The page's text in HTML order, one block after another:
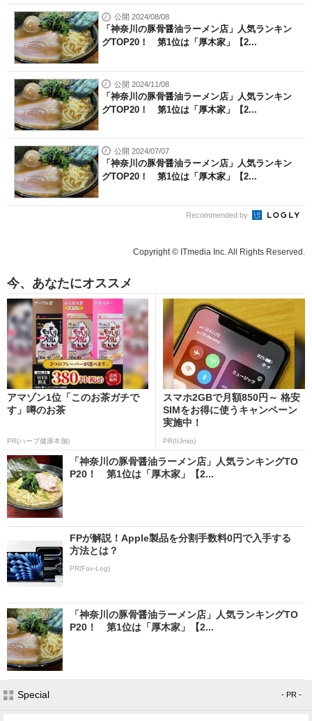
公開 2024/08/08
「神奈川の豚骨醤油ラーメン店」人気ランキン
グTOP20！ 第1位は「厚木家」【2...
公開 2024/11/08
「神奈川の豚骨醤油ラーメン店」人気ランキン
グTOP20！ 第1位は「厚木家」【2...
公開 2024/07/07
「神奈川の豚骨醤油ラーメン店」人気ランキン
グTOP20！ 第1位は「厚木家」【2...
Recommended by
Copyright © ITmedia Inc. All Rights Reserved.
今、あなたにオススメ
アマゾン1位「このお茶ガチで
す」噂のお茶
PR(ハーブ健康本舗)
スマホ2GBで月額850円～ 格安
SIMをお得に使うキャンペーン
実施中！
PR(IIJmio)
「神奈川の豚骨醤油ラーメン店」人気ランキングTO
P20！ 第1位は「厚木家」【2...
FPが解説！Apple製品を分割手数料0円で入手する
方法とは？
PR(Fav-Log)
「神奈川の豚骨醤油ラーメン店」人気ランキングTO
P20！ 第1位は「厚木家」【2...
Special - PR -